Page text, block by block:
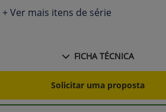
+ Ver mais itens de série
FICHA TÉCNICA
Solicitar uma proposta